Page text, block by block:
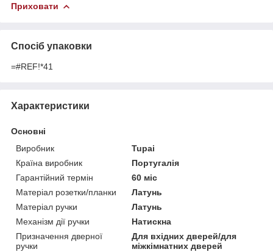
Приховати
Спосіб упаковки
=#REF!*41
Характеристики
Основні
Виробник
Tupai
Країна виробник
Португалія
Гарантійний термін
60 міс
Матеріал розетки/планки
Латунь
Матеріал ручки
Латунь
Механізм дії ручки
Натискна
Призначення дверної
ручки
Для вхідних дверей/для
міжкімнатних дверей